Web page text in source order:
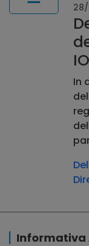
In
Informativa